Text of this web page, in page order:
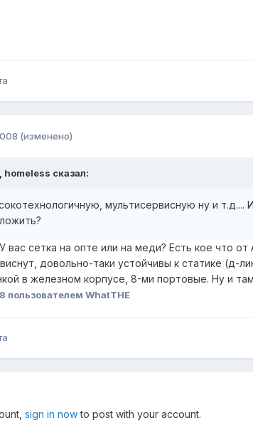
(изменено)
сказал:
мультисервисную ну и т.д....
сетка на опте или на меди? Есть кое что
довольно-таки устойчивы к статике
в железном корпусе, 8-ми портовые. Ну и
пользователем WhatTHE
sign in nowto post with your account.